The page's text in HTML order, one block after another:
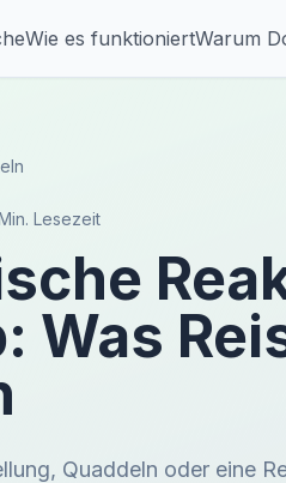
Wie es funktioniertWarum
Lesezeit
Was
Quaddeln oder eine